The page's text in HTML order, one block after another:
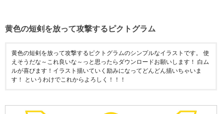
黄色の短剣を放って攻撃するピクトグラム
黄色の短剣を放って攻撃するピクトグラムのシンプルなイラストです。 使
えそうだな～これ良いな～っと思ったらダウンロードお願いします！ 白ム
ルが喜びます！イラスト描いていく励みになってどんどん描いちゃいま
す！ というわけでこれからよろしく！！！